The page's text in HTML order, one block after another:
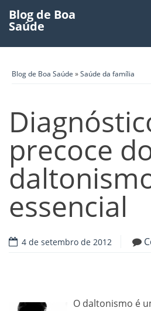
Blog de Boa
Saúde
Blog de Boa Saúde »Saúde da família
precoce
essencial
4 de setembro de 2012
O daltonismo é